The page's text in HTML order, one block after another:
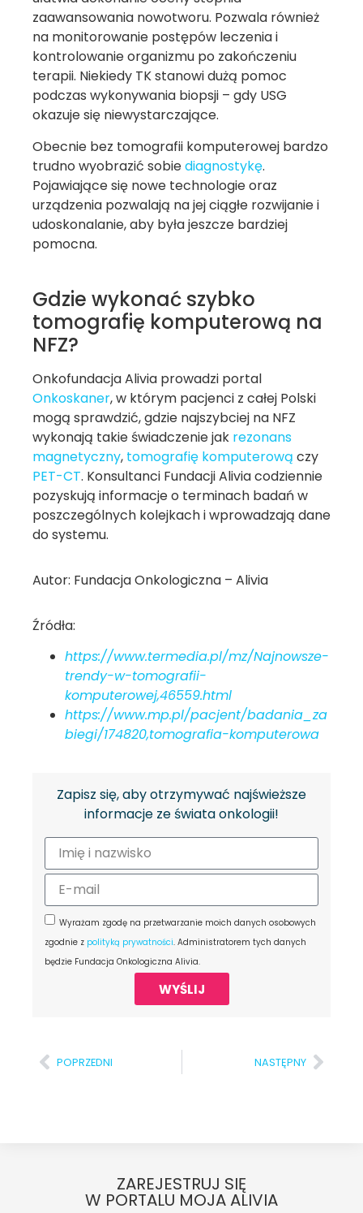
zaawansowania nowotworu. Pozwala również
na monitorowanie postępów leczenia i
kontrolowanie organizmu po zakończeniu
terapii. Niekiedy TK stanowi dużą pomoc
podczas wykonywania biopsji – gdy USG
okazuje się niewystarczające.
Obecnie bez tomografii komputerowej bardzo
trudno wyobrazić sobiediagnostykę.
Pojawiające się nowe technologie oraz
urządzenia pozwalają na jej ciągłe rozwijanie i
udoskonalanie, aby była jeszcze bardziej
pomocna.
Gdzie wykonać szybko
tomografię komputerową na
NFZ?
Onkofundacja Alivia prowadzi portal
Onkoskaner, w którym pacjenci z całej Polski
mogą sprawdzić, gdzie najszybciej na NFZ
wykonają takie świadczenie jak rezonans
magnetyczny, tomografię komputerową czy
PET-CT. Konsultanci Fundacji Alivia codziennie
pozyskują informacje o terminach badań w
poszczególnych kolejkach i wprowadzają dane
do systemu.
Autor: Fundacja Onkologiczna – Alivia
Źródła:
https://www.termedia.pl/mz/Najnowsze-
trendy-w-tomografii-
komputerowej,46559.html
https://www.mp.pl/pacjent/badania_za
biegi/174820,tomografia-komputerowa
Zapisz się, aby otrzymywać najświeższe
informacje ze świata onkologii!
Wyrażam zgodę na przetwarzanie moich danych osobowych
zgodnie z polityką prywatności. Administratorem tych danych
będzie Fundacja Onkologiczna Alivia.
WYŚLIJ
POPRZEDNI NASTĘPNY
ZAREJESTRUJ SIĘ
W PORTALU MOJA ALIVIA